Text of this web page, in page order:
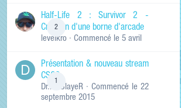
RECHERCHER LES
Titres et corps
Titres des
uniquement
2
Half-Life 2 : Survivor 2 -
Création d'une borne d'arcade
levelkro · Commencé le 5 avril
1
Présentation & nouveau stream
CSGO
Dr.KinSlayeR · Commencé le 22
septembre 2015